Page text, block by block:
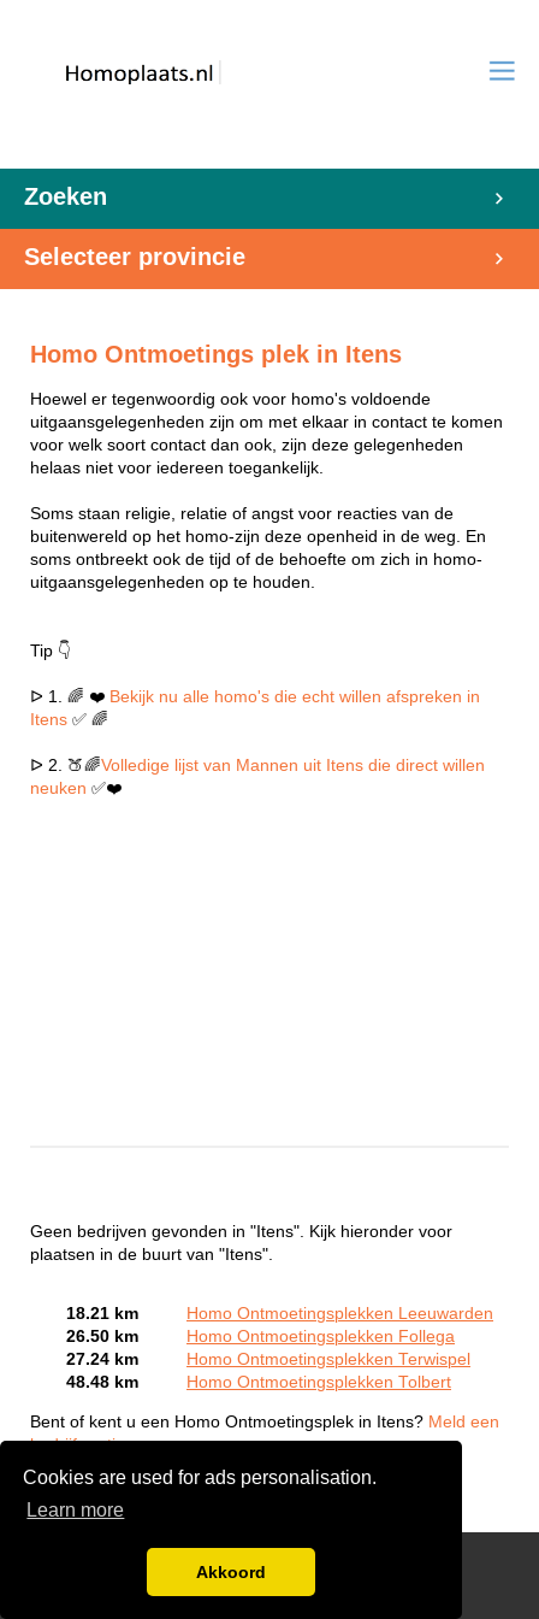
Cookies are used for ads personalisation.
Learn more
Akkoord
Zoeken
Selecteer provincie
Homo Ontmoetings plek in Itens
Hoewel er tegenwoordig ook voor homo's voldoende
uitgaansgelegenheden zijn om met elkaar in contact te komen
voor welk soort contact dan ook, zijn deze gelegenheden
helaas niet voor iedereen toegankelijk.
Soms staan religie, relatie of angst voor reacties van de
buitenwereld op het homo-zijn deze openheid in de weg. En
soms ontbreekt ook de tijd of de behoefte om zich in homo-
uitgaansgelegenheden op te houden.
Tip 👇
ᐅ 1. 🌈 ❤️ Bekijk nu alle homo's die echt willen afspreken in
Itens ✅ 🌈
ᐅ 2. 🍑🌈Volledige lijst van Mannen uit Itens die direct willen
neuken ✅❤️
Geen bedrijven gevonden in "Itens". Kijk hieronder voor
plaatsen in de buurt van "Itens".
18.21 km
Homo Ontmoetingsplekken Leeuwarden
26.50 km
Homo Ontmoetingsplekken Follega
27.24 km
Homo Ontmoetingsplekken Terwispel
48.48 km
Homo Ontmoetingsplekken Tolbert
Bent of kent u een Homo Ontmoetingsplek in Itens? Meld een
bedrijf gratis aan